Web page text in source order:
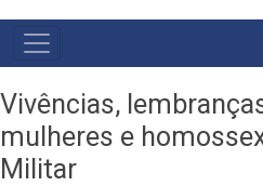
MENU
PRIMÁRIO
Vivências,
mulheres e
Militar